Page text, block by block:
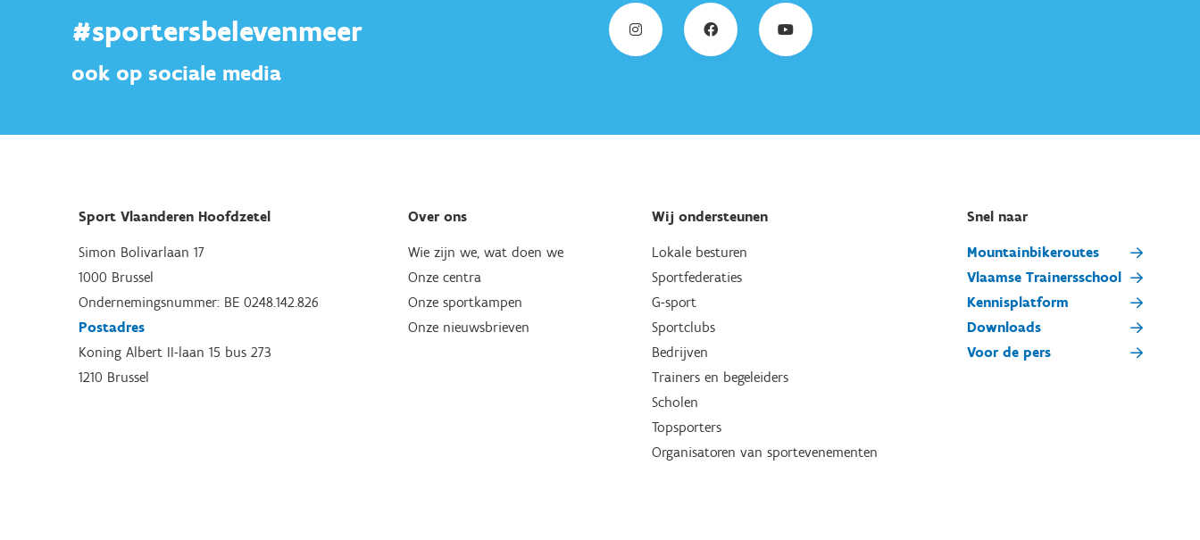
#sportersbelevenmeer
ook op sociale media
Sport Vlaanderen Hoofdzetel
Simon Bolivarlaan 17
1000 Brussel
Ondernemingsnummer: BE 0248.142.826
Postadres
Koning Albert II-laan 15 bus 273
1210 Brussel
Over ons
Wie zijn we, wat doen we
Onze centra
Onze sportkampen
Onze nieuwsbrieven
Wij ondersteunen
Lokale besturen
Sportfederaties
G-sport
Sportclubs
Bedrijven
Trainers en begeleiders
Scholen
Topsporters
Organisatoren van sportevenementen
Snel naar
Mountainbikeroutes
Vlaamse Trainersschool
Kennisplatform
Downloads
Voor de pers